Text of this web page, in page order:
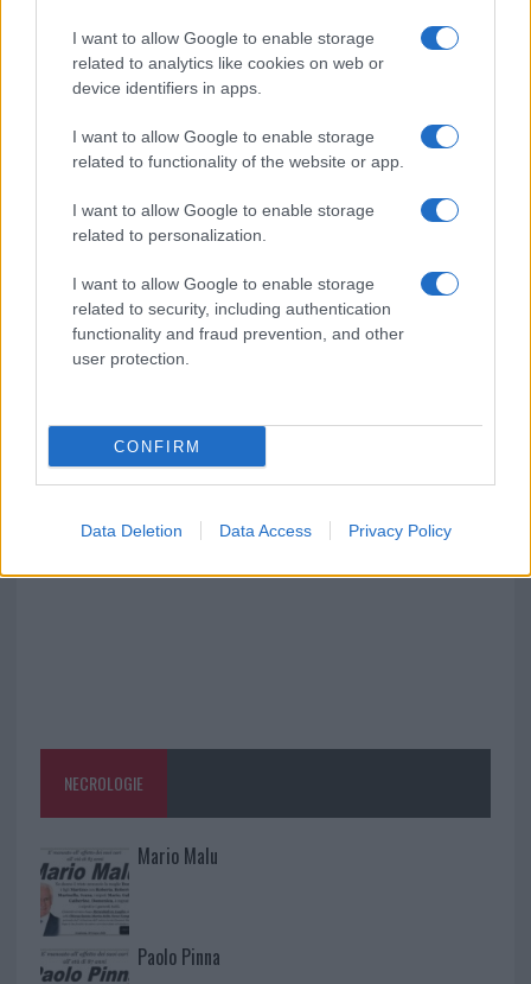
I want to allow Google to enable storage
related to analytics like cookies on web or
device identifiers in apps.
I want to allow Google to enable storage
related to functionality of the website or app.
I want to allow Google to enable storage
related to personalization.
I want to allow Google to enable storage
related to security, including authentication
functionality and fraud prevention, and other
user protection.
CONFIRM
Data Deletion Data Access Privacy Policy
Olbia, divieto di sosta contro spaccio e degrado:
esplode la protesta
Pausa caffè impeccabile: come scegliere la
soluzione ideale per la casa e l’ufficio
Monte Pino, la fine di un lungo dolore: storia e
rinascita della strada che segnò la Gallura
Raid nelle campagne di Berchidda, rischio per
Monte Pino, via i cancelli del cantiere: la Gallura
ritrova la strada
NECROLOGIE
Mario Malu
Paolo Pinna